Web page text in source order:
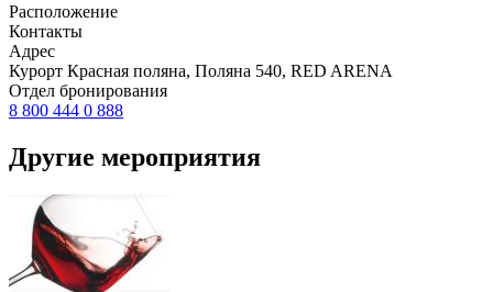
Расположение
Контакты
Адрес
Курорт Красная поляна, Поляна 540, RED ARENA
Отдел бронирования
8 800 444 0 888
Другие мероприятия